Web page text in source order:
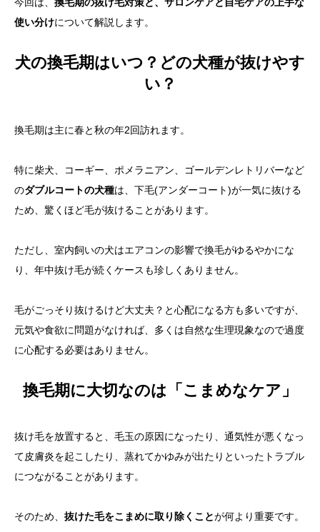
使い分けについて解説します。
犬の換毛期はいつ？どの犬種が抜けやす
い？
換毛期は主に春と秋の年2回訪れます。
特に柴犬、コーギー、ポメラニアン、ゴールデンレトリバーなど
のダブルコートの犬種は、下毛(アンダーコート)が一気に抜ける
ため、驚くほど毛が抜けることがあります。
ただし、室内飼いの犬はエアコンの影響で換毛がゆるやかにな
り、年中抜け毛が続くケースも珍しくありません。
毛がごっそり抜けるけど大丈夫？と心配になる方も多いですが、
元気や食欲に問題がなければ、多くは自然な生理現象なので過度
に心配する必要はありません。
換毛期に大切なのは「こまめなケア」
抜け毛を放置すると、毛玉の原因になったり、通気性が悪くなっ
て皮膚炎を起こしたり、蒸れてかゆみが出たりといったトラブル
につながることがあります。
そのため、 抜けた毛をこまめに取り除くことが何より重要です。